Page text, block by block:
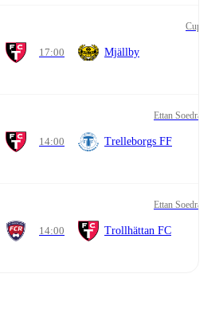
Cup
17:00 Mjällby
Ettan Soedra
14:00 Trelleborgs FF
Ettan Soedra
14:00 Trollhättan FC